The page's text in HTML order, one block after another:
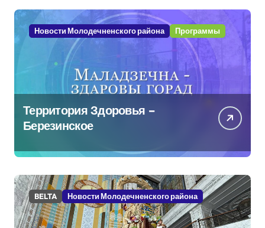
Новости Молодечненского района Программы
Территория Здоровья –
Березинское
BELTA Новости Молодечненского района